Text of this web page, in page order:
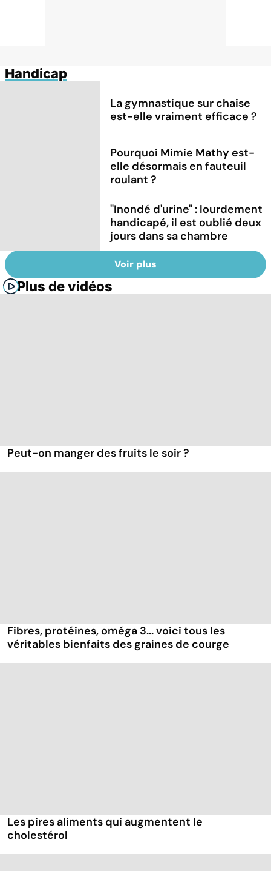
Handicap
La gymnastique sur chaise
est-elle vraiment efficace ?
Pourquoi Mimie Mathy est-
elle désormais en fauteuil
roulant ?
"Inondé d'urine" : lourdement
handicapé, il est oublié deux
jours dans sa chambre
Voir plus
Plus de vidéos
Peut-on manger des fruits le soir ?
Fibres, protéines, oméga 3... voici tous les
véritables bienfaits des graines de courge
Les pires aliments qui augmentent le
cholestérol